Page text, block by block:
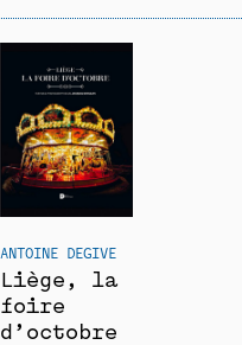
ANTOINE DEGIVE
Liège, la
foire
d’octobre